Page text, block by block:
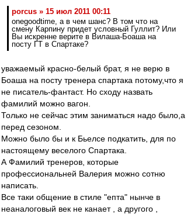
porcus » 15 июл 2011 00:11
onegoodtime, а в чем шанс? В том что на
смену Карпину придет условный Гуллит? Или
Вы искренне верите в Вилаша-Боаша на
посту ГТ в Спартаке?
уважаемый красно-белый брат, я не верю в
Боаша на посту тренера спартака потому,что я
не писатель-фантаст. Но сходу назвать
фамилий можно вагон.
Только не сейчас этим заниматься надо было,а
перед сезоном.
Можно было бы и к Бьелсе подкатить, для по
настоящему веселого Спартака.
А Фамилий тренеров, которые
профессиональней Валерия можно сотню
написать.
Все таки общение в стиле "епта" нынче в
неаналоговый век не канает , а другого ,